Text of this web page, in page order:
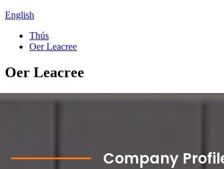
English
Thús
Oer Leacree
Oer Leacree
Company